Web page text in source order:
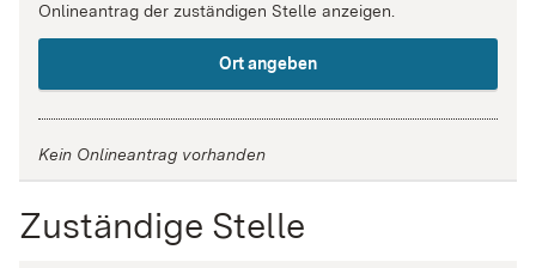
Onlineantrag der zuständigen Stelle anzeigen.
Ort angeben
Kein Onlineantrag vorhanden
Zuständige Stelle